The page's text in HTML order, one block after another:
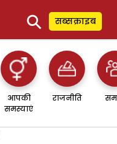
⚲ सब्सक्राइब
आपकी
समस्याएं
राजनीति